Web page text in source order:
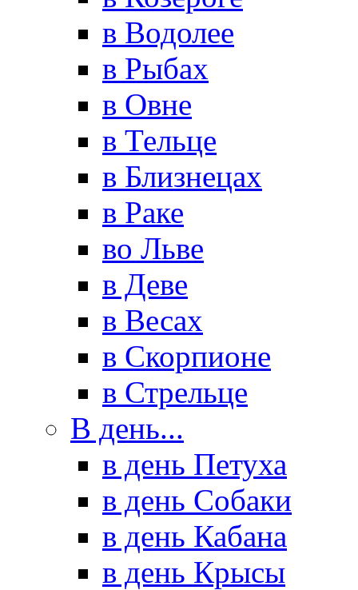
в Водолее
в Рыбах
в Овне
в Тельце
в Близнецах
в Раке
во Льве
в Деве
в Весах
в Скорпионе
в Стрельце
В день...
в день Петуха
в день Собаки
в день Кабана
в день Крысы